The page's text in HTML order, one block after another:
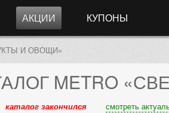
АКЦИИ КУПОНЫ
И ОВОЩИ»
METRO
каталог закончился смотреть